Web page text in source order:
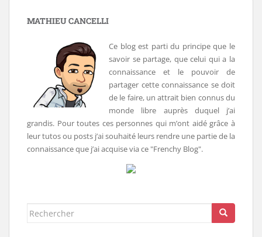
MATHIEU CANCELLI
Ce blog est parti du principe que le
savoir se partage, que celui qui a la
connaissance et le pouvoir de
partager cette connaissance se doit
de le faire, un attrait bien connus du
monde libre auprès duquel j’ai
grandis. Pour toutes ces personnes qui m’ont aidé grâce à
leur tutos ou posts j’ai souhaité leurs rendre une partie de la
connaissance que j’ai acquise via ce "Frenchy Blog".
Rechercher...